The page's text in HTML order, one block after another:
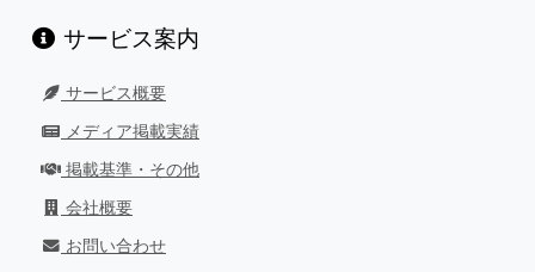
サービス案内
サービス概要
メディア掲載実績
掲載基準・その他
会社概要
お問い合わせ